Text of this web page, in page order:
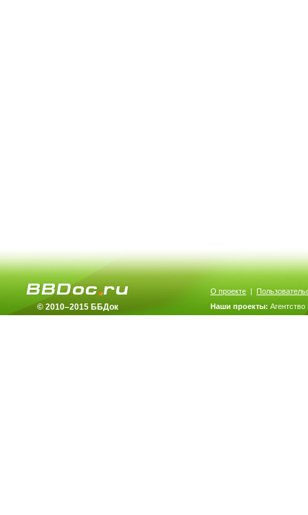
© 2010–2015 ББДок
О проекте |
Наши проекты: